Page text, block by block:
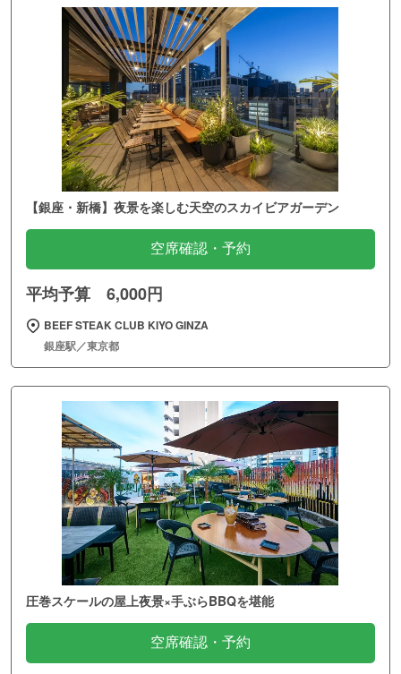
【銀座・新橋】夜景を楽しむ天空のスカイビアガーデン
空席確認・予約
平均予算 6,000円
BEEF STEAK CLUB KIYO GINZA
銀座駅／東京都
圧巻スケールの屋上夜景×手ぶらBBQを堪能
空席確認・予約